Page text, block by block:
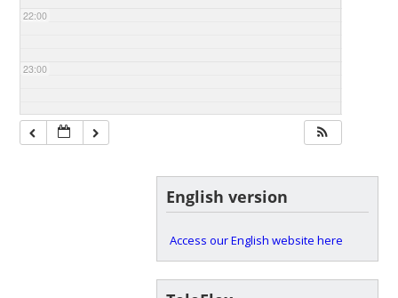
22:00
23:00
English version
Access our English website here